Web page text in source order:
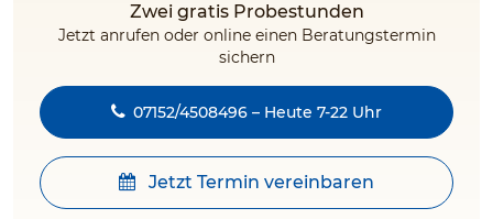
Zwei gratis Probestunden
Jetzt anrufen oder online einen Beratungstermin
sichern
07152/4508496 – Heute 7-22 Uhr
Jetzt Termin vereinbaren